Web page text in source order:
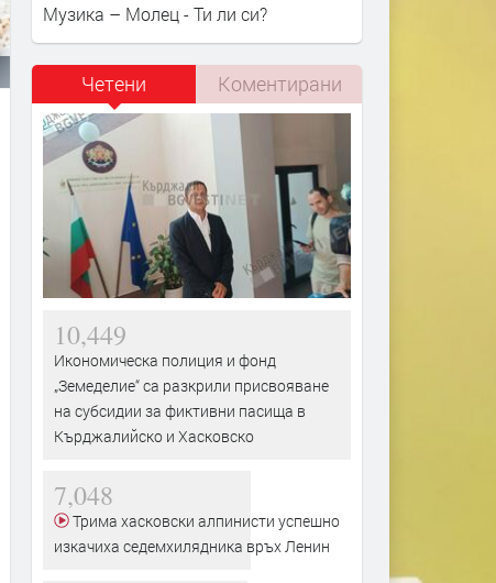
Музика – Молец - Ти ли си?
Четени Коментирани
10,449
Икономическа полиция и фонд
„Земеделие“ са разкрили присвояване
на субсидии за фиктивни пасища в
Кърджалийско и Хасковско
7,048
Трима хасковски алпинисти успешно
изкачиха седемхилядника връх Ленин